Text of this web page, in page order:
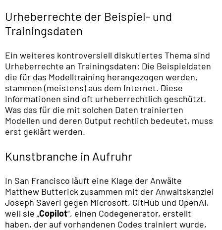
Urheberrechte der Beispiel- und
Trainingsdaten
Ein weiteres kontroversiell diskutiertes Thema sind
Urheberrechte an Trainingsdaten: Die Beispieldaten
die für das Modelltraining herangezogen werden,
stammen (meistens) aus dem Internet. Diese
Informationen sind oft urheberrechtlich geschützt.
Was das für die mit solchen Daten trainierten
Modellen und deren Output rechtlich bedeutet, muss
erst geklärt werden.
Kunstbranche in Aufruhr
In San Francisco läuft eine Klage der Anwälte
Matthew Butterick zusammen mit der Anwaltskanzlei
Joseph Saveri gegen Microsoft, GitHub und OpenAI,
weil sie „Copilot“, einen Codegenerator, erstellt
haben, der auf vorhandenen Codes trainiert wurde,